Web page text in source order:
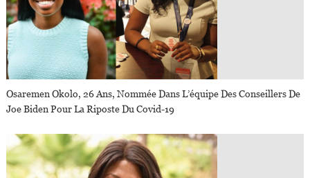
Osaremen Okolo, 26 Ans, Nommée Dans L’équipe Des Conseillers De
Joe Biden Pour La Riposte Du Covid-19